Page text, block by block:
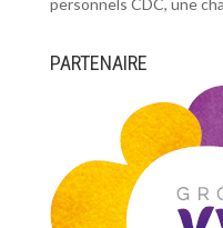
personnels CDC, une
PARTENAIRE